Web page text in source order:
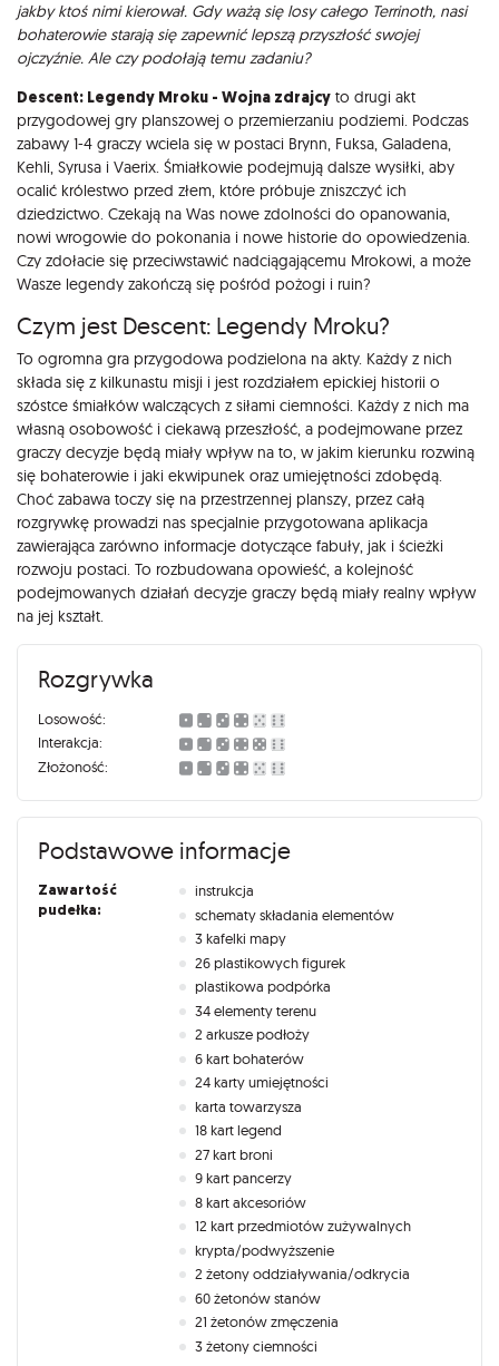
jakby ktoś nimi kierował. Gdy ważą się losy całego Terrinoth, nasi
bohaterowie starają się zapewnić lepszą przyszłość swojej
ojczyźnie. Ale czy podołają temu zadaniu?
Descent: Legendy Mroku - Wojna zdrajcy to drugi akt
przygodowej gry planszowej o przemierzaniu podziemi. Podczas
zabawy 1-4 graczy wciela się w postaci Brynn, Fuksa, Galadena,
Kehli, Syrusa i Vaerix. Śmiałkowie podejmują dalsze wysiłki, aby
ocalić królestwo przed złem, które próbuje zniszczyć ich
dziedzictwo. Czekają na Was nowe zdolności do opanowania,
nowi wrogowie do pokonania i nowe historie do opowiedzenia.
Czy zdołacie się przeciwstawić nadciągającemu Mrokowi, a może
Wasze legendy zakończą się pośród pożogi i ruin?
Czym jest Descent: Legendy Mroku?
To ogromna gra przygodowa podzielona na akty. Każdy z nich
składa się z kilkunastu misji i jest rozdziałem epickiej historii o
szóstce śmiałków walczących z siłami ciemności. Każdy z nich ma
własną osobowość i ciekawą przeszłość, a podejmowane przez
graczy decyzje będą miały wpływ na to, w jakim kierunku rozwiną
się bohaterowie i jaki ekwipunek oraz umiejętności zdobędą.
Choć zabawa toczy się na przestrzennej planszy, przez całą
rozgrywkę prowadzi nas specjalnie przygotowana aplikacja
zawierająca zarówno informacje dotyczące fabuły, jak i ścieżki
rozwoju postaci. To rozbudowana opowieść, a kolejność
podejmowanych działań decyzje graczy będą miały realny wpływ
na jej kształt.
Rozgrywka
Losowość:
Interakcja:
Złożoność:
Podstawowe informacje
Zawartość
pudełka:
instrukcja
schematy składania elementów
3 kafelki mapy
26 plastikowych figurek
plastikowa podpórka
34 elementy terenu
2 arkusze podłoży
6 kart bohaterów
24 karty umiejętności
karta towarzysza
18 kart legend
27 kart broni
9 kart pancerzy
8 kart akcesoriów
12 kart przedmiotów zużywalnych
krypta/podwyższenie
2 żetony oddziaływania/odkrycia
60 żetonów stanów
21 żetonów zmęczenia
3 żetony ciemności